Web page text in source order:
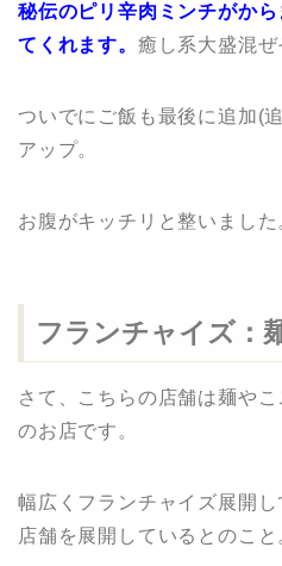
秘伝のピリ辛肉ミンチがか
てくれます。 癒し系大盛混ぜ
ついでにご飯も最後に追加(
アップ。
お腹がキッチリと整いました
フランチャイズ：
さて、こちらの店舗は麺や
のお店です。
幅広くフランチャイズ展開
店舗を展開しているとのこと